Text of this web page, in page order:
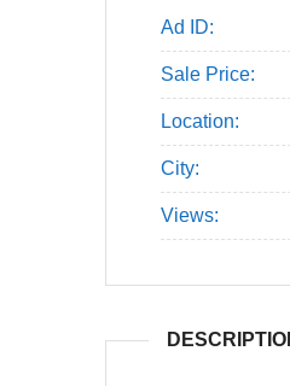
Ad ID:
Sale Price:
Location:
City:
Views: